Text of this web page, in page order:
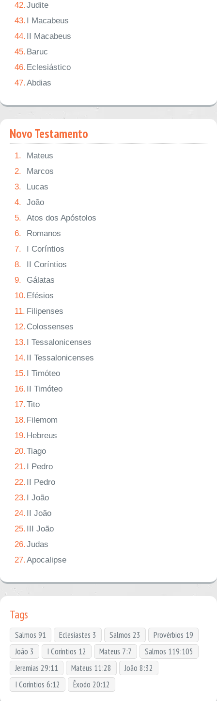
42.Judite
43. I Macabeus
44. II Macabeus
45. Baruc
46. Eclesiástico
47.Abdias
Novo Testamento
1.
Mateus
2.
Marcos
3.
Lucas
4.
João
5.
Atos dos Apóstolos
6.
Romanos
7.
I Coríntios
8.
II Coríntios
9.
Gálatas
10. Efésios
11. Filipenses
12. Colossenses
13. I Tessalonicenses
14. II Tessalonicenses
15. I Timóteo
16. II Timóteo
17.Tito
18. Filemom
19. Hebreus
20.Tiago
21. I Pedro
22. II Pedro
23. I João
24. II João
25. III João
26.Judas
27.Apocalipse
Tags
Salmos 91 Eclesiastes 3 Salmos 23
Provérbios 19
João 3
I Coríntios 12 Mateus 7:7
Salmos 119:105
Jeremias 29:11
Mateus 11:28
João 8:32
I Coríntios 6:12
Êxodo 20:12